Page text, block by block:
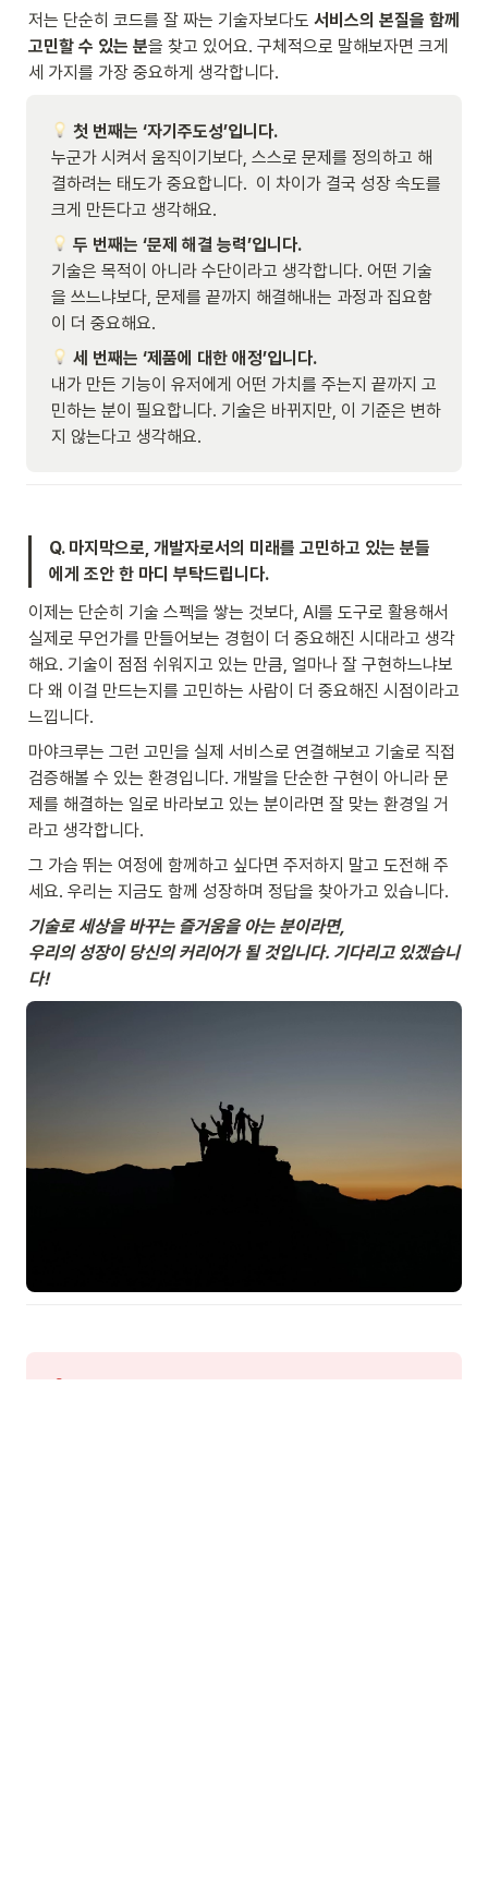
저는 단순히 코드를 잘 짜는 기술자보다도 서비스의 본질을 함께
고민할 수 있는 분을 찾고 있어요. 구체적으로 말해보자면 크게
세 가지를 가장 중요하게 생각합니다.
누군가 시켜서 움직이기보다, 스스로 문제를 정의하고 해
결하려는 태도가 중요합니다.  이 차이가 결국 성장 속도를
크게 만든다고 생각해요.
기술은 목적이 아니라 수단이라고 생각합니다. 어떤 기술
을 쓰느냐보다, 문제를 끝까지 해결해내는 과정과 집요함
이 더 중요해요.
내가 만든 기능이 유저에게 어떤 가치를 주는지 끝까지 고
민하는 분이 필요합니다. 기술은 바뀌지만, 이 기준은 변하
지 않는다고 생각해요.
Q. 마지막으로, 개발자로서의 미래를 고민하고 있는 분들
에게 조안 한 마디 부탁드립니다.
이제는 단순히 기술 스펙을 쌓는 것보다, AI를 도구로 활용해서
실제로 무언가를 만들어보는 경험이 더 중요해진 시대라고 생각
해요. 기술이 점점 쉬워지고 있는 만큼, 얼마나 잘 구현하느냐보
다 왜 이걸 만드는지를 고민하는 사람이 더 중요해진 시점이라고
느낍니다.
마야크루는 그런 고민을 실제 서비스로 연결해보고 기술로 직접
검증해볼 수 있는 환경입니다. 개발을 단순한 구현이 아니라 문
제를 해결하는 일로 바라보고 있는 분이라면 잘 맞는 환경일 거
라고 생각합니다.
그 가슴 뛰는 여정에 함께하고 싶다면 주저하지 말고 도전해 주
세요. 우리는 지금도 함께 성장하며 정답을 찾아가고 있습니다.
기술로 세상을 바꾸는 즐거움을 아는 분이라면,
우리의 성장이 당신의 커리어가 될 것입니다. 기다리고 있겠습니
다!